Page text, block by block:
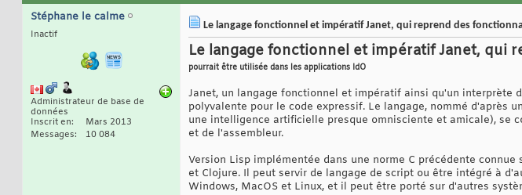
Stéphane le calme
Inactif
Administrateur de base de
données
Inscrit en
Mars 2013
Messages
10 084
Le langage fonctionnel et impératif Janet, qui reprend des
Le langage fonctionnel et impératif Janet, qui
pourrait être utilisée dans les applications IdO
Janet, un langage fonctionnel et impératif ainsi qu'un interprète
polyvalente pour le code expressif. Le langage, nommé d'après
une intelligence artificielle presque omnisciente et amicale), se
et de l'assembleur.
Version Lisp implémentée dans une norme C précédente
et Clojure. Il peut servir de langage de script ou être intégré à
Windows, MacOS et Linux, et il peut être porté sur d'autres